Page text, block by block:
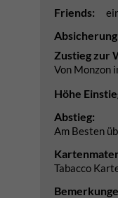
Friends:
Zustieg zur
Von Monzon
Höhe
Abstieg:
Am Besten
Tabacco